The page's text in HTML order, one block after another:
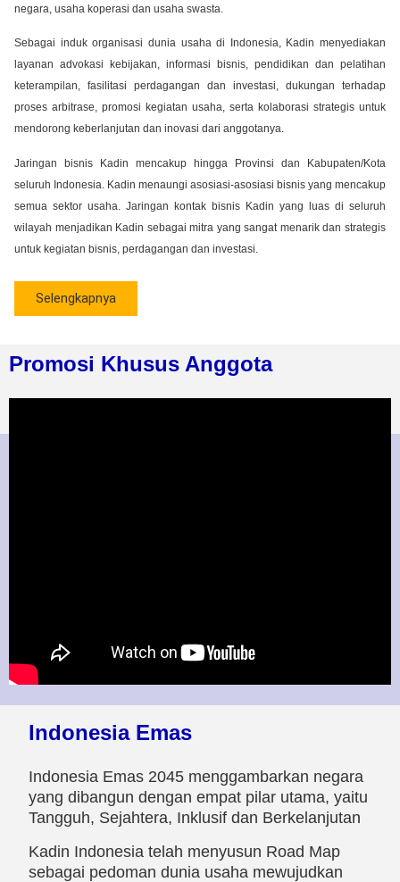
negara, usaha koperasi dan usaha swasta.
Sebagai induk organisasi dunia usaha di Indonesia, Kadin menyediakan
layanan advokasi kebijakan, informasi bisnis, pendidikan dan pelatihan
keterampilan, fasilitasi perdagangan dan investasi, dukungan terhadap
proses arbitrase, promosi kegiatan usaha, serta kolaborasi strategis untuk
mendorong keberlanjutan dan inovasi dari anggotanya.
Jaringan bisnis Kadin mencakup hingga Provinsi dan Kabupaten/Kota
seluruh Indonesia. Kadin menaungi asosiasi-asosiasi bisnis yang mencakup
semua sektor usaha. Jaringan kontak bisnis Kadin yang luas di seluruh
wilayah menjadikan Kadin sebagai mitra yang sangat menarik dan strategis
untuk kegiatan bisnis, perdagangan dan investasi.
Selengkapnya
Promosi Khusus Anggota
Indonesia Emas
Indonesia Emas 2045 menggambarkan negara
yang dibangun dengan empat pilar utama, yaitu
Tangguh, Sejahtera, Inklusif dan Berkelanjutan
Kadin Indonesia telah menyusun Road Map
sebagai pedoman dunia usaha mewujudkan